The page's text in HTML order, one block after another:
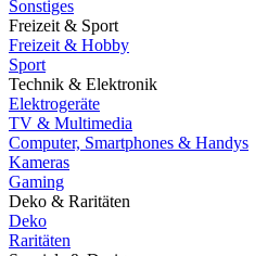
Sonstiges
Freizeit & Sport
Freizeit & Hobby
Sport
Technik & Elektronik
Elektrogeräte
TV & Multimedia
Computer, Smartphones & Handys
Kameras
Gaming
Deko & Raritäten
Deko
Raritäten